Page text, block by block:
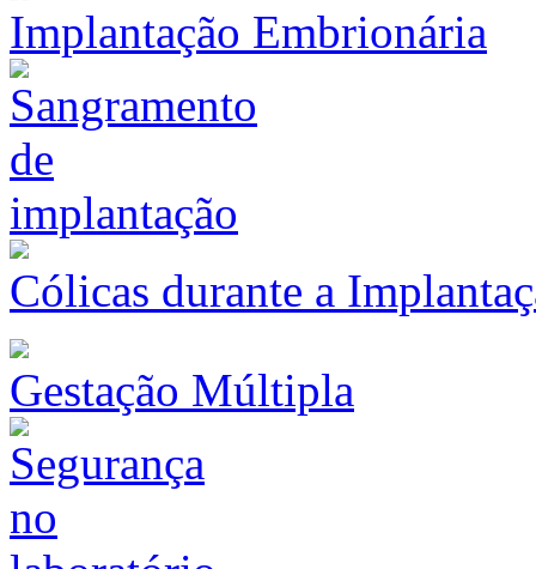
Implantação Embrionária
Cólicas durante a
Gestação Múltipla